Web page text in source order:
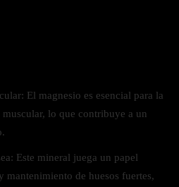
El magnesio es esencial para la
lo que contribuye a un
Este mineral juega un papel
mantenimiento de huesos fuertes,